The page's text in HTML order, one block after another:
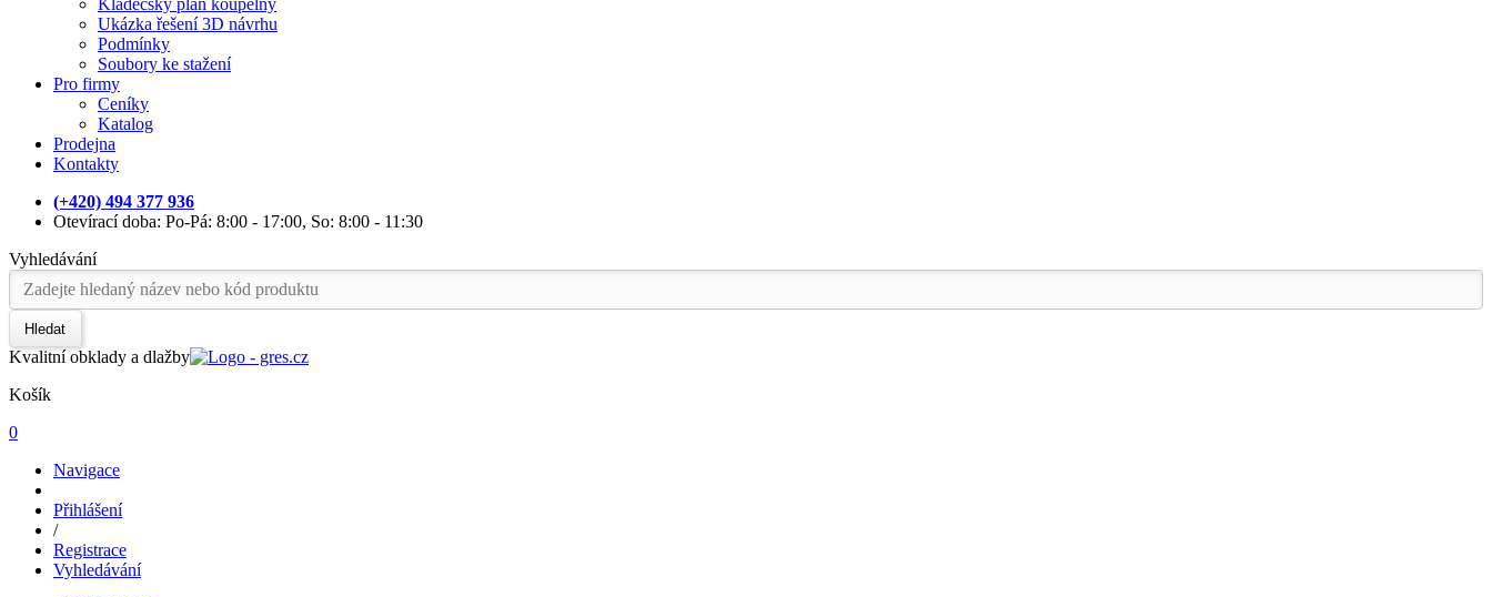
Kladečský plán koupelny
Ukázka řešení 3D návrhu
Podmínky
Soubory ke stažení
Pro firmy
Ceníky
Katalog
Prodejna
Kontakty
(+420) 494 377 936
Otevírací doba: Po-Pá: 8:00 - 17:00, So: 8:00 - 11:30
Vyhledávání
Hledat
Kvalitní obklady a dlažby
Košík
0
Navigace
Přihlášení
/
Registrace
Vyhledávání